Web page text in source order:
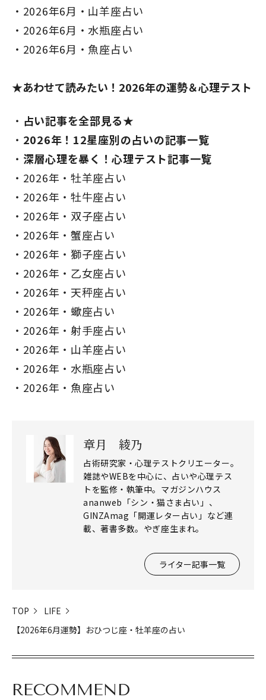
2026年6月・山羊座占い
2026年6月・水瓶座占い
2026年6月・魚座占い
★あわせて読みたい！2026年の運勢＆心理テスト
占い記事を全部見る★
2026年！12星座別の占いの記事一覧
深層心理を暴く！心理テスト記事一覧
2026年・牡羊座占い
2026年・牡牛座占い
2026年・双子座占い
2026年・蟹座占い
2026年・獅子座占い
2026年・乙女座占い
2026年・天秤座占い
2026年・蠍座占い
2026年・射手座占い
2026年・山羊座占い
2026年・水瓶座占い
2026年・魚座占い
章月 綾乃
占術研究家・心理テストクリエーター。
雑誌やWEBを中心に、占いや心理テス
トを監修・執筆中。マガジンハウス
ananweb「シン・猫さま占い」、
GINZAmag「開運レター占い」など連
載、著書多数。やぎ座生まれ。
ライター記事一覧
TOP
LIFE
【2026年6月運勢】おひつじ座・牡羊座の占い
RECOMMEND閉じる